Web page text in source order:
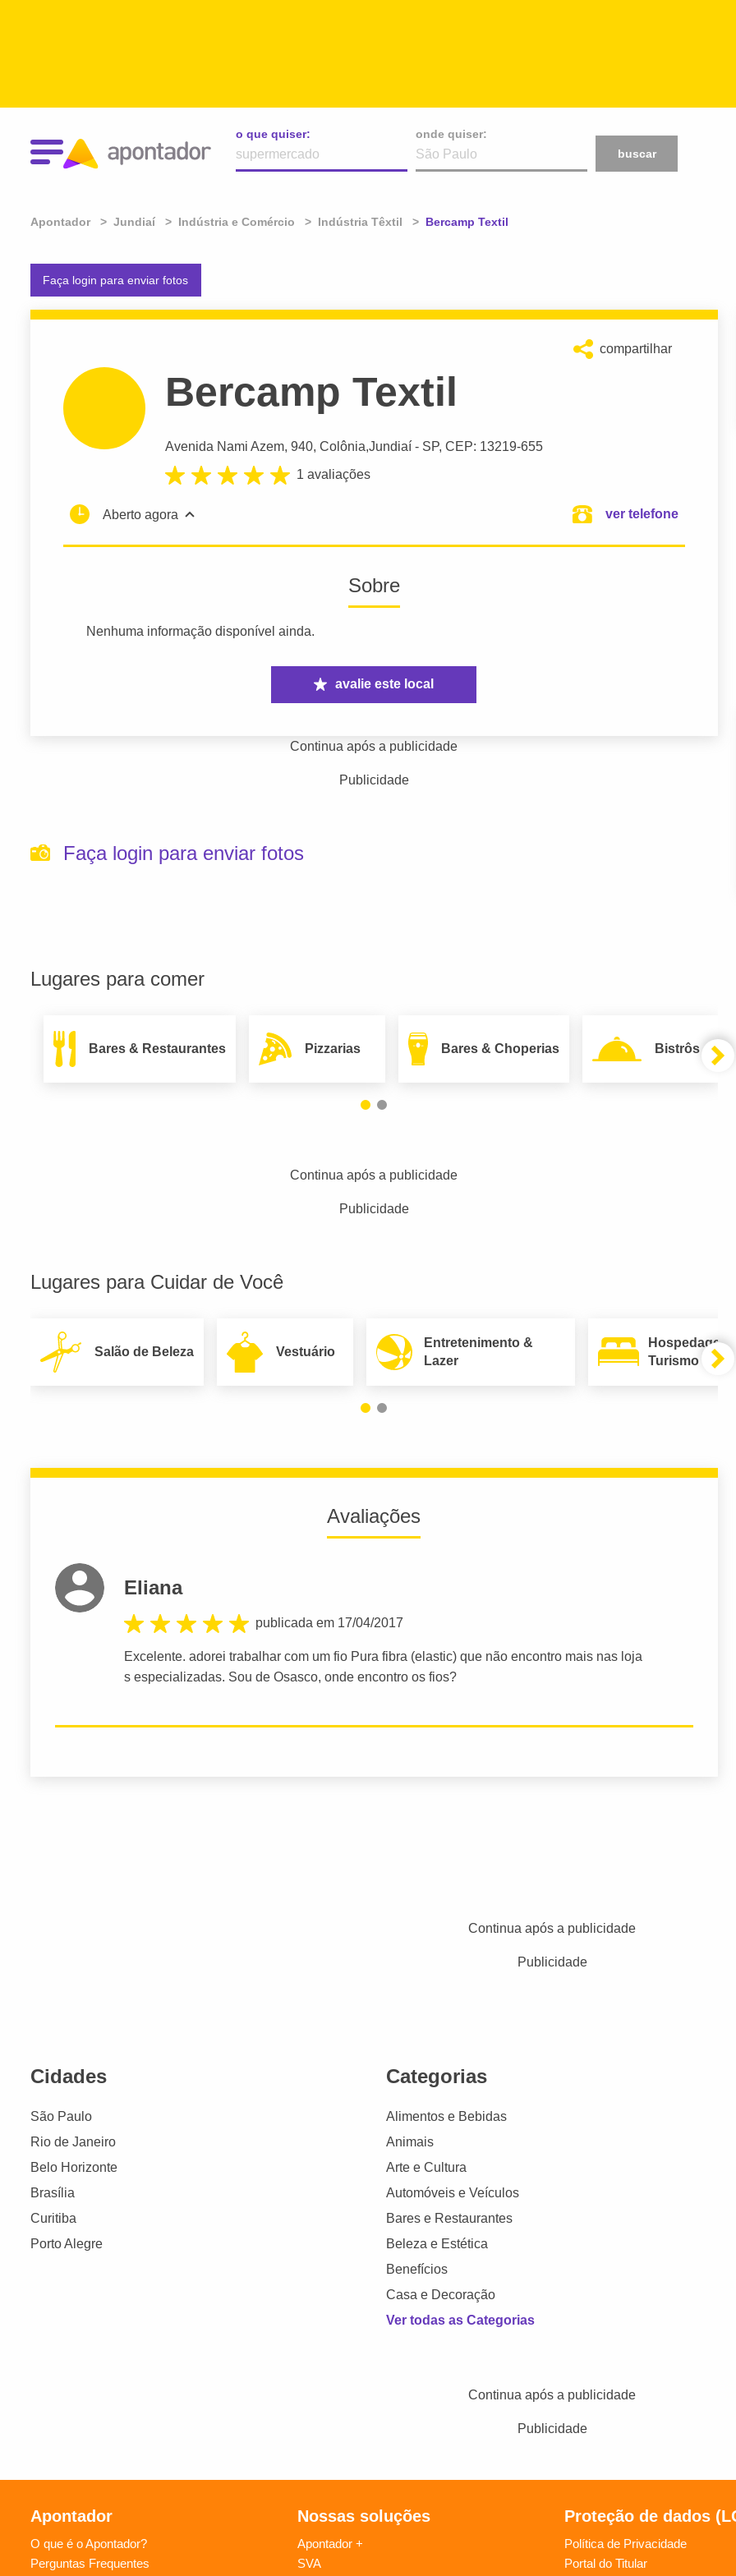
o que quiser:
onde quiser:
buscar
Apontador Jundiaí Indústria e Comércio Indústria Têxtil Atual:
Bercamp Textil
Faça login para enviar fotos
compartilhar
Bercamp Textil
Avenida Nami Azem, 940, Colônia,Jundiaí - SP, CEP: 13219-655
1 avaliações
Aberto agora ver telefone
Sobre
Nenhuma informação disponível ainda.
avalie este local
Continua após a publicidade
Publicidade
Faça login para enviar fotos
Lugares para comer
Bares & Restaurantes Pizzarias Bares & Choperias Bistrôs
Continua após a publicidade
Publicidade
Lugares para Cuidar de Você
Salão de Beleza Vestuário
Entretenimento &
Lazer
Hospedagem
Turismo
Avaliações
Eliana
publicada em 17/04/2017
Excelente. adorei trabalhar com um fio Pura fibra (elastic) que não encontro mais nas loja
s especializadas. Sou de Osasco, onde encontro os fios?
Continua após a publicidade
Publicidade
Cidades
São Paulo
Rio de Janeiro
Belo Horizonte
Brasília
Curitiba
Porto Alegre
Categorias
Alimentos e Bebidas
Animais
Arte e Cultura
Automóveis e Veículos
Bares e Restaurantes
Beleza e Estética
Benefícios
Casa e Decoração
Ver todas as Categorias
Continua após a publicidade
Publicidade
Apontador
O que é o Apontador?
Perguntas Frequentes
Nossas soluções
Apontador +
SVA
Proteção de dados
Política de Privacidade
Portal do Titular